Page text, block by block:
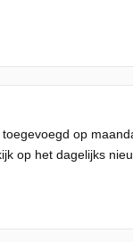
op
op het dagelijks